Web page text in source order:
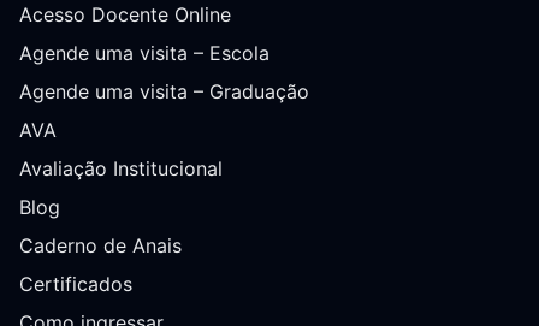
Acesso Docente Online
Agende uma visita – Escola
Agende uma visita – Graduação
AVA
Avaliação Institucional
Blog
Caderno de Anais
Certificados